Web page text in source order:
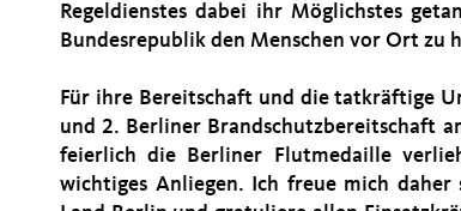
Regeldienstes dabei ihr Möglichstes
Bundesrepublik den Menschen vor Ort zu
Für ihre Bereitschaft und die tatkräftige
und 2. Berliner Brandschutzbereitschaft
feierlich die Berliner Flutmedaille
wichtiges Anliegen. Ich freue mich daher